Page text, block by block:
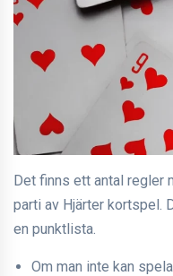
Det finns ett antal regler
parti av Hjärter kortspel.
en punktlista.
Om man inte kan